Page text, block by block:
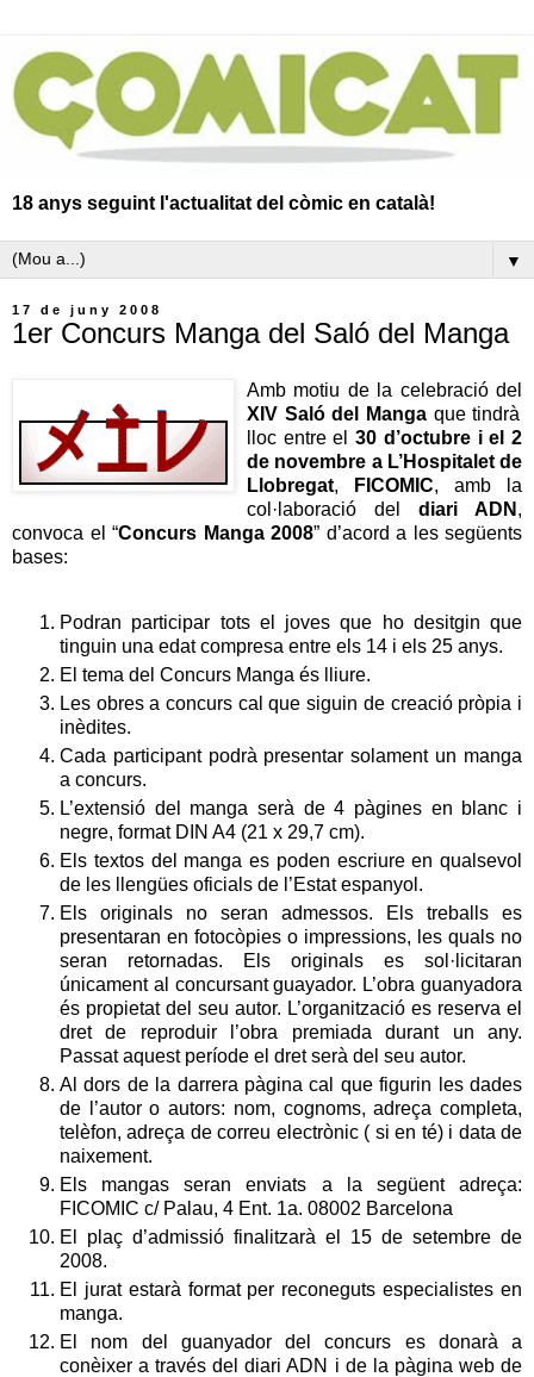
18 anys seguint l'actualitat del còmic en català!
▼
17 de juny 2008
1er Concurs Manga del Saló del Manga
Amb motiu de la celebració del
XIV Saló del Manga que tindrà
lloc entre el30 d’octubre i el 2
de novembre a L’Hospitalet de
Llobregat, FICOMIC, amb la
col·laboració del diari ADN ,
convoca el “Concurs Manga 2008” d’acord a les següents
bases:
Podran participar tots el joves que ho desitgin que
tinguin una edat compresa entre els 14 i els 25 anys.
El tema del Concurs Manga és lliure.
Les obres a concurs cal que siguin de creació pròpia i
inèdites.
Cada participant podrà presentar solament un manga
a concurs.
L’extensió del manga serà de 4 pàgines en blanc i
negre, format DIN A4 (21 x 29,7 cm).
Els textos del manga es poden escriure en qualsevol
de les llengües oficials de l’Estat espanyol.
Els originals no seran admessos. Els treballs es
presentaran en fotocòpies o impressions, les quals no
seran retornadas. Els originals es sol·licitaran
únicament al concursant guayador. L’obra guanyadora
és propietat del seu autor. L’organització es reserva el
dret de reproduir l’obra premiada durant un any.
Passat aquest període el dret serà del seu autor.
Al dors de la darrera pàgina cal que figurin les dades
de l’autor o autors: nom, cognoms, adreça completa,
telèfon, adreça de correu electrònic ( si en té) i data de
naixement.
Els mangas seran enviats a la següent adreça:
FICOMIC c/ Palau, 4 Ent. 1a. 08002 Barcelona
El plaç d’admissió finalitzarà el 15 de setembre de
2008.
El jurat estarà format per reconeguts especialistes en
manga.
El nom del guanyador del concurs es donarà a
conèixer a través del diari ADN i de la pàgina web de